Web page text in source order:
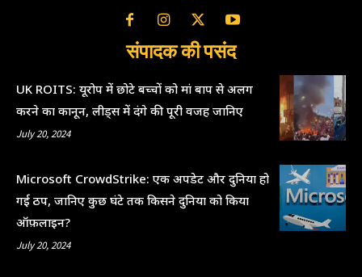
संपादक की पसंद
UK ROITS: यूरोप में छोटे बच्चों को मां बाप से अलग
करने का कानून, लीड्स में दंगे की पूरी वजह जानिए
July 20, 2024
Microsoft CrowdStrike: एक अपडेट और दुनिया हो
गई ठप, जानिए कुछ घंटे तक किसने दुनिया को किया
ऑफ़लाइन?
July 20, 2024